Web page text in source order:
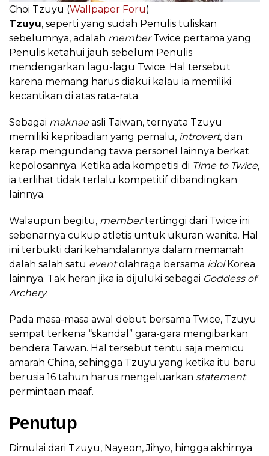
Choi Tzuyu (Wallpaper Foru)
Tzuyu, seperti yang sudah Penulis tuliskan
sebelumnya, adalah memberTwice pertama yang
Penulis ketahui jauh sebelum Penulis
mendengarkan lagu-lagu Twice. Hal tersebut
karena memang harus diakui kalau ia memiliki
kecantikan di atas rata-rata.
Sebagai maknaeasli Taiwan, ternyata Tzuyu
memiliki kepribadian yang pemalu, introvert, dan
kerap mengundang tawa personel lainnya berkat
kepolosannya. Ketika ada kompetisi di Time to Twice,
ia terlihat tidak terlalu kompetitif dibandingkan
lainnya.
Walaupun begitu, membertertinggi dari Twice ini
sebenarnya cukup atletis untuk ukuran wanita. Hal
ini terbukti dari kehandalannya dalam memanah
dalah salah satu eventolahraga bersama idolKorea
lainnya. Tak heran jika ia dijuluki sebagai Goddess of
Archery.
Pada masa-masa awal debut bersama Twice, Tzuyu
sempat terkena “skandal” gara-gara mengibarkan
bendera Taiwan. Hal tersebut tentu saja memicu
amarah China, sehingga Tzuyu yang ketika itu baru
berusia 16 tahun harus mengeluarkan statement
permintaan maaf.
Penutup
Dimulai dari Tzuyu, Nayeon, Jihyo, hingga akhirnya